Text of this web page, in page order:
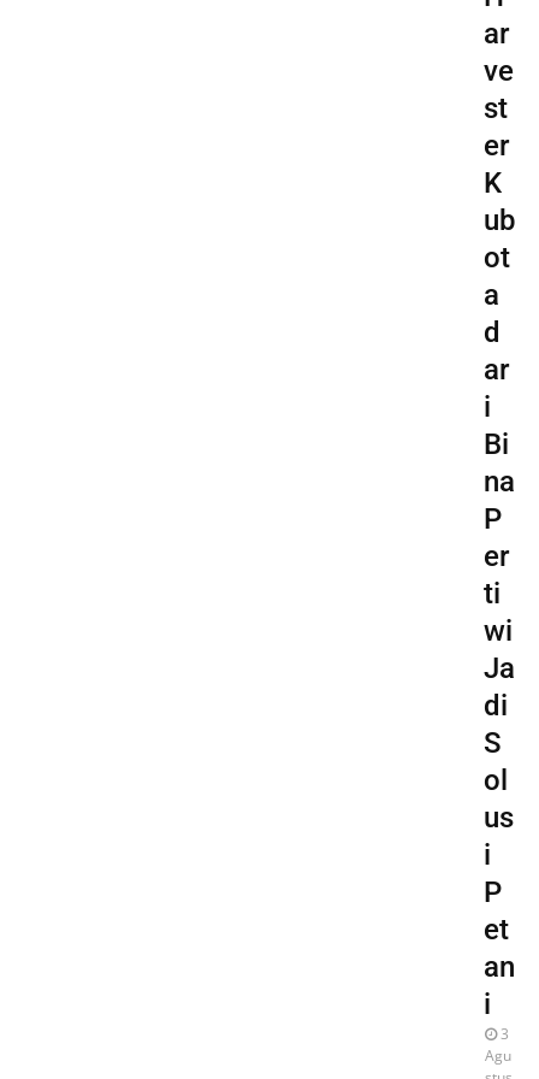
ar
ve
st
er
K
ub
ot
a
d
ar
i
Bi
na
P
er
ti
wi
Ja
di
S
ol
us
i
P
et
an
i
3
Agu